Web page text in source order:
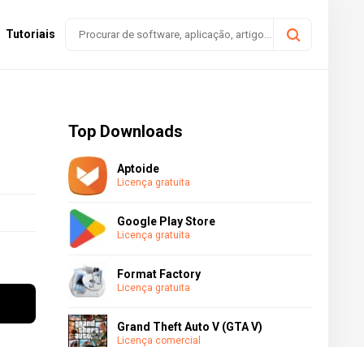
Tutoriais
Top Downloads
Aptoide
Licença gratuita
Google Play Store
Licença gratuita
Format Factory
Licença gratuita
Grand Theft Auto V (GTA V)
Licença comercial